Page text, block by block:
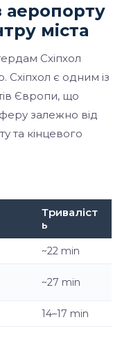
аеропорту
міста
Схіпхол
Схіпхол є одним із
Європи, що
залежно від
та кінцевого
Триваліст
ь
~22 min
~27 min
14–17 min